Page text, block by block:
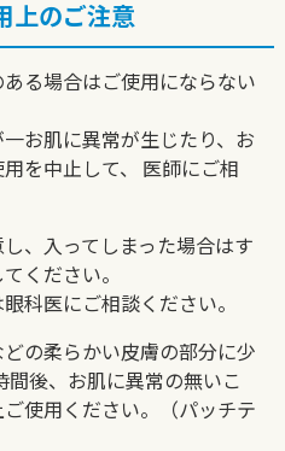
上のご注意
る場合はご使用にならない
お肌に異常が生じたり、お
を中止して、
医師にご相
、入ってしまった場合はす
ください。
科医にご相談ください。
の柔らかい皮膚の部分に少
間後、お肌に異常の無いこ
使用ください。（パッチテ